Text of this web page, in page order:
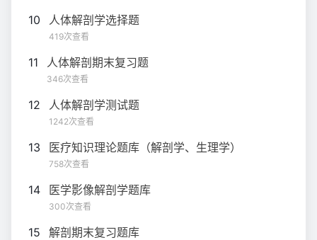
10 人体解剖学选择题
419次查看
11 人体解剖期末复习题
346次查看
12 人体解剖学测试题
1242次查看
13 医疗知识理论题库（解剖学、生理学）
758次查看
14 医学影像解剖学题库
300次查看
15 解剖期末复习题库